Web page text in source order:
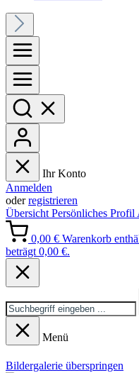
Ihr Konto
Anmelden
oderregistrieren
Übersicht Persönliches Profil
0,00 € Warenkorb
beträgt 0,00 €.
Menü
Bildergalerie überspringen